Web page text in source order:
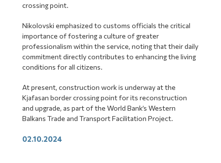
crossing point.
Nikolovski emphasized to customs officials the critical
importance of fostering a culture of greater
professionalism within the service, noting that their daily
commitment directly contributes to enhancing the living
conditions for all citizens.
At present, construction work is underway at the
Kjafasan border crossing point for its reconstruction
and upgrade, as part of the World Bank’s Western
Balkans Trade and Transport Facilitation Project.
02.10.2024